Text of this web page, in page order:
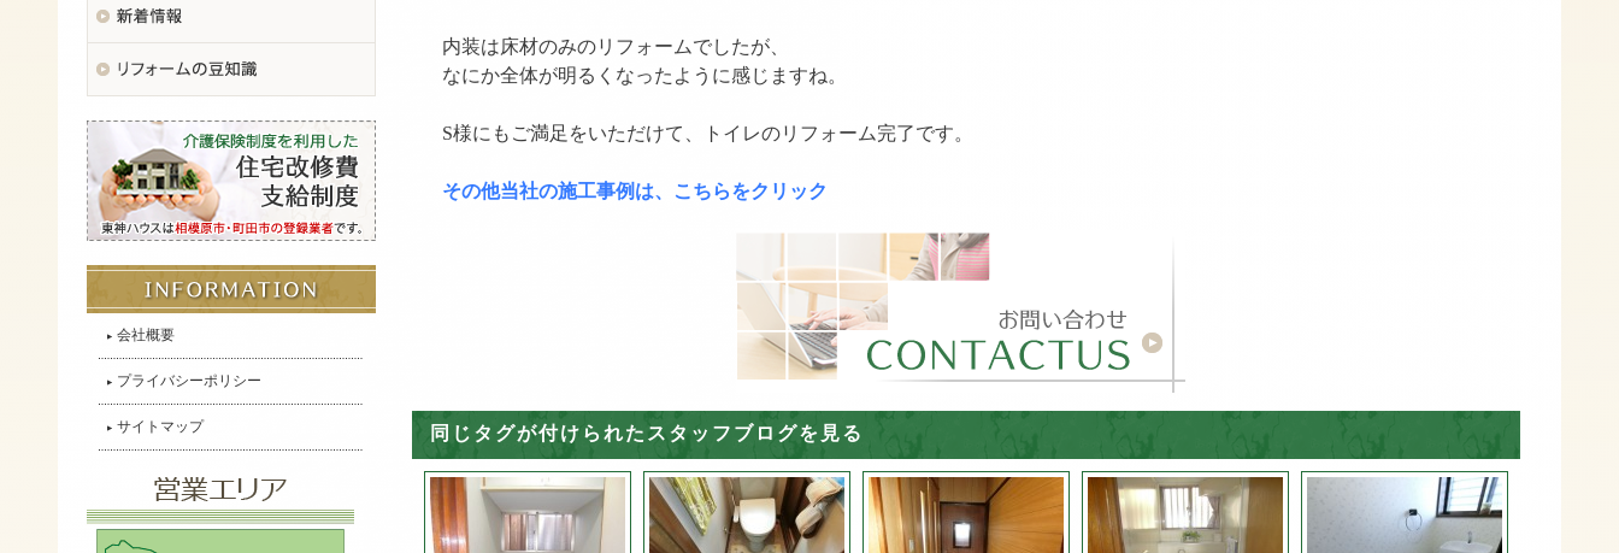
内装は床材のみのリフォームでしたが、
なにか全体が明るくなったように感じますね。
S様にもご満足をいただけて、トイレのリフォーム完了です。
その他当社の施工事例は、こちらをクリック
同じタグが付けられたスタッフブログを見る
会社概要
プライバシーポリシー
サイトマップ